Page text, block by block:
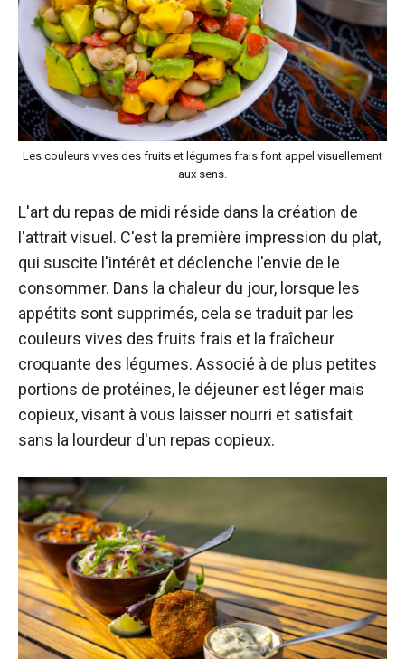
Les couleurs vives des fruits et légumes frais font appel visuellement
aux sens.
L'art du repas de midi réside dans la création de
l'attrait visuel. C'est la première impression du plat,
qui suscite l'intérêt et déclenche l'envie de le
consommer. Dans la chaleur du jour, lorsque les
appétits sont supprimés, cela se traduit par les
couleurs vives des fruits frais et la fraîcheur
croquante des légumes. Associé à de plus petites
portions de protéines, le déjeuner est léger mais
copieux, visant à vous laisser nourri et satisfait
sans la lourdeur d'un repas copieux.